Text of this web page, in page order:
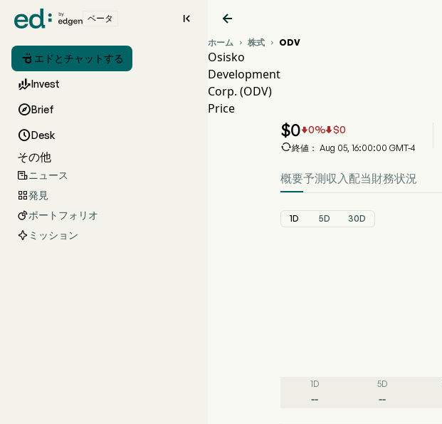
ベータ 
 エドとチャットする
Invest
Brief
Desk
その他
ニュース
発見
ポートフォリオ
ミッション

ホーム  株式  ODV
Osisko
Development
Corp. (ODV)
Price
$00% $0
終値： Aug 05, 16:00:00 GMT-4
概要予測 収入 配当財務状況
1D 5D 30D
1D
--
5D
--